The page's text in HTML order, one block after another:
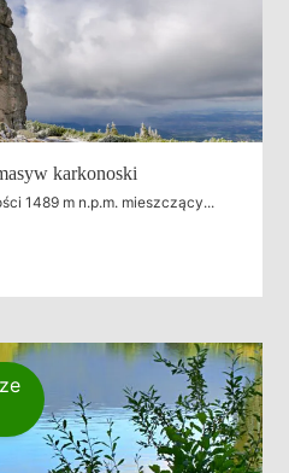
karkonoski
1489 m n.p.m. mieszczący...